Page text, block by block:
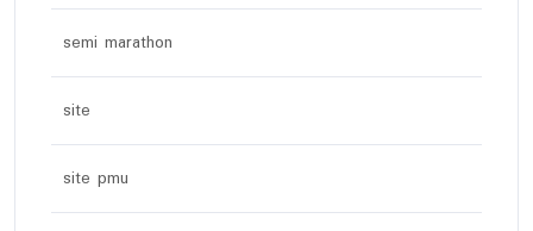
semi marathon
site
site pmu